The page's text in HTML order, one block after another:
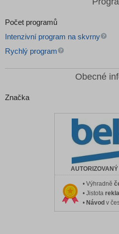
Počet programů
Intenzivní program na skvrny
Rychlý program
Obecné
Značka
• Výhradně
• Jistota
• Návod v